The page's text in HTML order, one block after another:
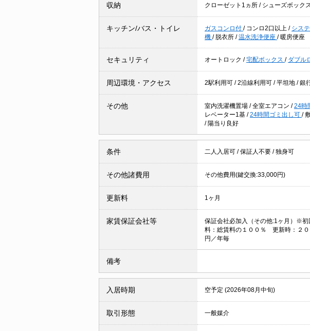
収納 クローゼット1ヵ所 / シューズボック
キッチン/バス・トイレ ガスコンロ付 / コンロ2口以上 / シス
機 / 脱衣所 /温水洗浄便座 / 暖房便座
セキュリティ オートロック /宅配ボックス / ダブル
周辺環境・アクセス 2駅利用可 /2沿線利用可 /平坦地 / 銀
その他 室内洗濯機置場 /全室エアコン /24時
レベーター1基 /24時間ゴミ出し可 /
/ 陽当り良好
条件 二人入居可 /保証人不要 /独身可
その他諸費用 その他費用(鍵交換:33,000円)
更新料 1ヶ月
家賃保証会社等
保証会社必加入（その他:1ヶ月）※初
料：総賃料の１００％ 更新時：２０
円／年毎
備考
入居時期 空予定 (2026年08月中旬)
取引形態 一般媒介